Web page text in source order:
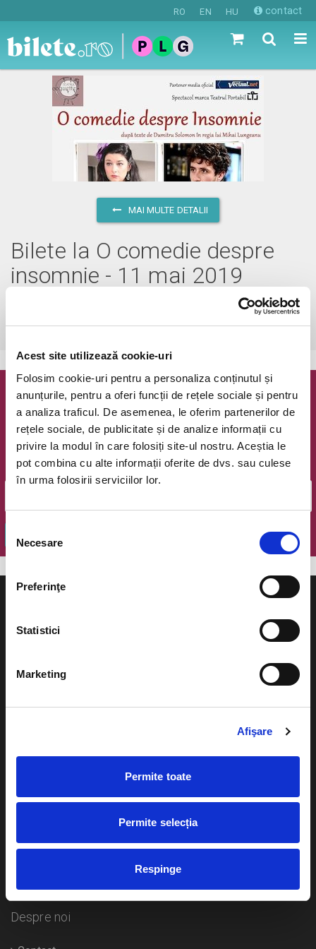
Acest site utilizează cookie-uri
Folosim cookie-uri pentru a personaliza conținutul și
anunțurile, pentru a oferi funcții de rețele sociale și pentru
a analiza traficul. De asemenea, le oferim partenerilor de
rețele sociale, de publicitate și de analize informații cu
privire la modul în care folosiți site-ul nostru. Aceștia le
pot combina cu alte informații oferite de dvs. sau culese
în urma folosirii serviciilor lor.
consimțământului
Necesare
Preferinţe
Statistici
Marketing
Afişare
Permite toate
Permite selecția
Respinge
RO EN HU contact
MAI MULTE DETALII
Bilete la O comedie despre
insomnie - 11 mai 2019
Bucuresti, Teatrul Coquettevezi pe harta
Newsletter @ Bilete.ro
Oferte exclusive si o editie saptamanala cu cele mai noi
evenimente.
Email
Plata online sau cash
Livrare prin curier
Duplicare bilete
Concerte si
Despre noi